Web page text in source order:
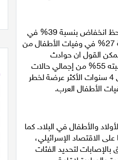
وتشير معطيات "بطيرم" انه منذ بدء توثيق معطيات الاصابة والوفاة للأطفال عام 2008 لوحظ انخفاض بنسبة 39% في
وفيات الأطفال نتيجة للحوادث غير المتعمدة، كما لوحظ على وجه الخصوص انخفاض بنسبة 27% في وفيات الأطفال من
القول ان حوادث
تعتبر في المكان الأول من حيث الإصابة والوفاة للأطفال في المجتمع العربي، بما نسبته 55% من إجمالي حالات
الوفاة، تليها حالات الغرق التي تمثل 11% من الوفيات. ويعتبر الأطفال من جيل الولادة حتى 4 سنوات الأكثر عرضة لخطر
والأطفال في البلاد. كما
الاقتصاد الإسرائيلي،
بالإصابات لتحديد الفئات